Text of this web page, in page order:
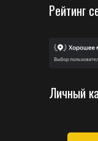
Рейтинг
Личный